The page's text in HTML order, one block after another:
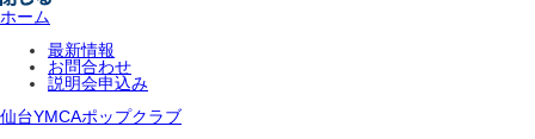
ホーム
最新情報
お問合わせ
説明会申込み
仙台YMCAポップクラブ